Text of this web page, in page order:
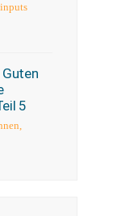
Guten
5
,